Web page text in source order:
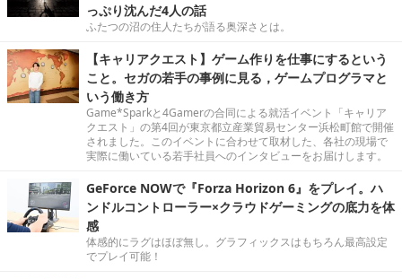
っぷり沈んだ4人の話
ふたつの沼の住人たちが語る奥深さとは。
【キャリアクエスト】ゲーム作りを仕事にするという
こと。セガの若手の事例に見る，ゲームプログラマと
いう働き方
Game*Sparkと4Gamerの合同による就活イベント「キャリア
クエスト」の第4回が東京都立産業貿易センター浜松町館で開催
されました。このイベントに合わせて取材した、各社の現場で
実際に働いている若手社員へのインタビューをお届けします。
GeForce NOWで『Forza Horizon 6』をプレイ。ハ
ンドルコントローラー×クラウドゲーミングの底力を体
感
体感的にラグはほぼ無し。グラフィックスはもちろん最高設定
でプレイ可能！